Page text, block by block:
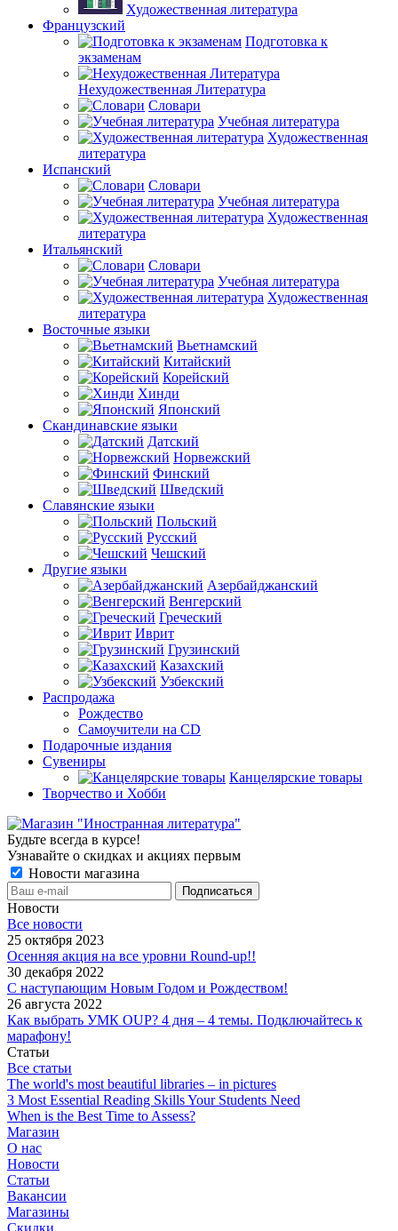
Художественная литература
Французский
Подготовка к
экзаменам
Нехудожественная Литература
Словари
Учебная литература
Художественная
литература
Испанский
Словари
Учебная литература
Художественная
литература
Итальянский
Словари
Учебная литература
Художественная
литература
Восточные языки
Вьетнамский
Китайский
Корейский
Хинди
Японский
Скандинавские языки
Датский
Норвежский
Финский
Шведский
Славянские языки
Польский
Русский
Чешский
Другие языки
Азербайджанский
Венгерский
Греческий
Иврит
Грузинский
Казахский
Узбекский
Распродажа
Рождество
Самоучители на CD
Подарочные издания
Сувениры
Канцелярские товары
Творчество и Хобби
Будьте всегда в курсе!
Узнавайте о скидках и акциях первым
Новости магазина
Новости
Все новости
25 октября 2023
Осенняя акция на все уровни Round-up!!
30 декабря 2022
С наступающим Новым Годом и Рождеством!
26 августа 2022
Как выбрать УМК OUP? 4 дня – 4 темы. Подключайтесь к
марафону!
Статьи
Все статьи
The world's most beautiful libraries – in pictures
3 Most Essential Reading Skills Your Students Need
When is the Best Time to Assess?
Магазин
О нас
Новости
Статьи
Вакансии
Магазины
Скидки